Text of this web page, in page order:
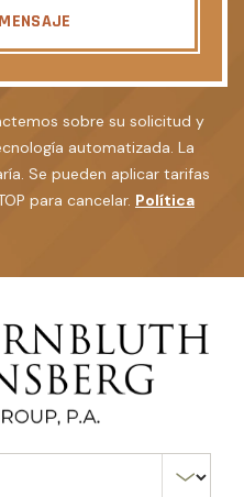
sobre su solicitud y
automatizada. La
Se pueden aplicar tarifas
para cancelar. Política